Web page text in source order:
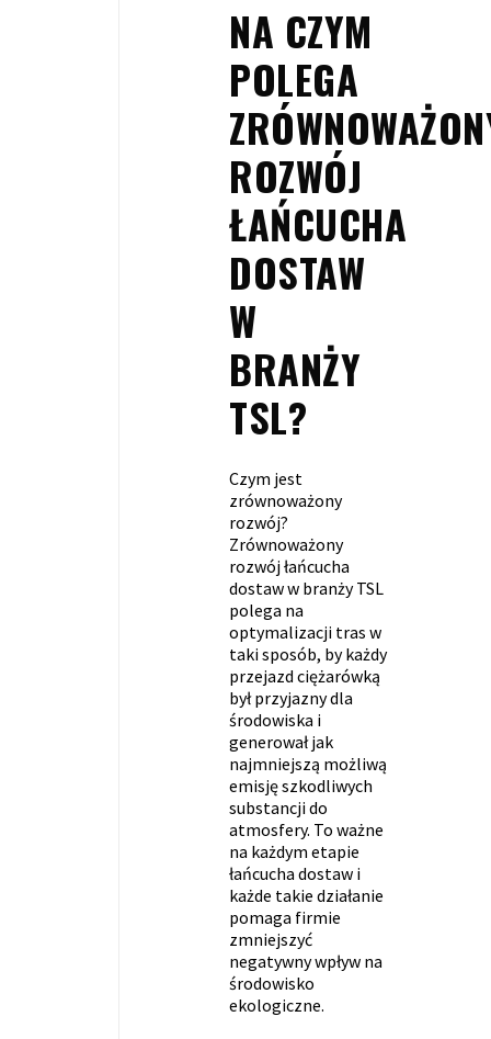
NA CZYM
POLEGA
ROZWÓJ
ŁAŃCUCHA
DOSTAW
W
BRANŻY
TSL?
Czym jest
zrównoważony
rozwój?
Zrównoważony
rozwój łańcucha
dostaw w branży TSL
polega na
optymalizacji tras w
taki sposób, by każdy
przejazd ciężarówką
był przyjazny dla
środowiska i
generował jak
najmniejszą możliwą
emisję szkodliwych
substancji do
atmosfery. To ważne
na każdym etapie
łańcucha dostaw i
każde takie działanie
pomaga firmie
zmniejszyć
negatywny wpływ na
środowisko
ekologiczne.